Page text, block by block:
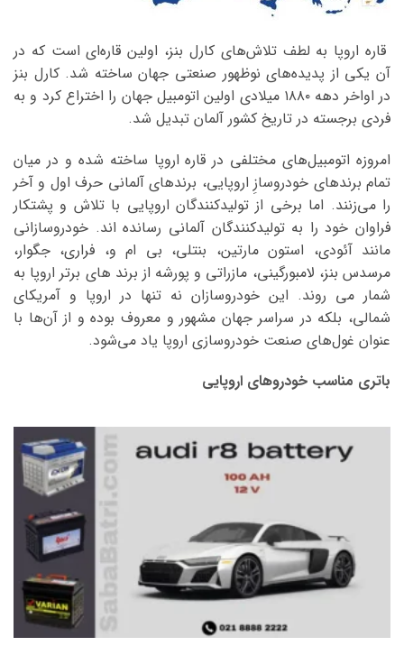
قاره اروپا به لطف تلاش‌های کارل بنز، اولین قاره‌ای است که در
آن یکی از پدیده‌های نوظهور صنعتی جهان ساخته شد. کارل بنز
در اواخر دهه ۱۸۸۰ میلادی اولین اتومبیل جهان را اختراع کرد و به
فردی برجسته در تاریخ کشور آلمان تبدیل شد.
امروزه اتومبیل‌های مختلفی در قاره اروپا ساخته شده و در میان
تمام برند‌های خودروسازِ اروپایی، برند‌های آلمانی حرف اول و آخر
را می‌زنند. اما برخی از تولیدکنندگان اروپایی با تلاش و پشتکار
فراوان خود را به تولیدکنندگان آلمانی رسانده اند. خودروسازانی
مانند آئودی، استون مارتین، بنتلی، بی ام و، فراری، جگوار،
مرسدس بنز، لامبورگینی، مازراتی و پورشه از برند های برتر اروپا به
شمار می روند. این خودروسازان نه تنها در اروپا و آمریکای
شمالی، بلکه در سراسر جهان مشهور و معروف بوده و از آن‌ها با
عنوان غول‌های صنعت خودروسازی اروپا یاد می‌شود.
باتری مناسب خودروهای اروپایی